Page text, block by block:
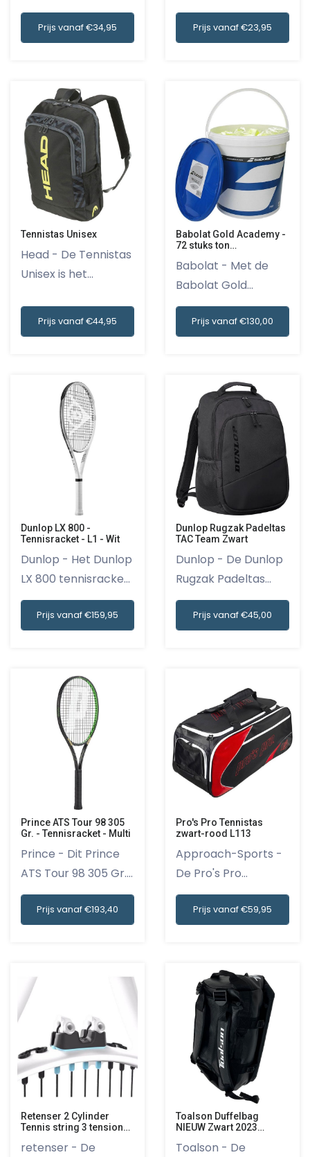
Combi Grijs/Z...
Prijs vanaf €34,95
Tennis...
Prijs vanaf €23,95
Tennistas Unisex
Head - De Tennistas
Unisex is het
Prijs vanaf €44,95
Babolat Gold Academy -
72 stuks ton
Babolat - Met de
Babolat Gold
Academy - 72...
Prijs vanaf €130,00
Dunlop LX 800 -
Tennisracket - L1 - Wit
Dunlop - Het Dunlop
LX 800 tennisracket
in...
Prijs vanaf €159,95
Dunlop Rugzak Padeltas
TAC Team Zwart
Dunlop - De Dunlop
Rugzak Padeltas
TAC Team...
Prijs vanaf €45,00
Prince ATS Tour 98 305
Gr. - Tennisracket - Multi
Prince - Dit Prince
ATS Tour 98 305 Gr.
- T...
Prijs vanaf €193,40
Pro's Pro Tennistas
zwart-rood L113
Approach-Sports -
De Pro's Pro
Tennistas in...
Prijs vanaf €59,95
Retenser 2 Cylinder
Tennis string 3 tension
retenser - De
Toalson Duffelbag
NIEUW Zwart 2023
Toalson - De